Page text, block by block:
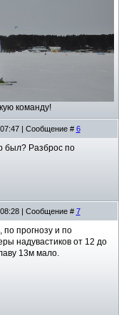
команду!
| Сообщение # 6
был? Разброс по
| Сообщение # 7
по прогнозу и по
надувастиков от 12 до
13м мало.